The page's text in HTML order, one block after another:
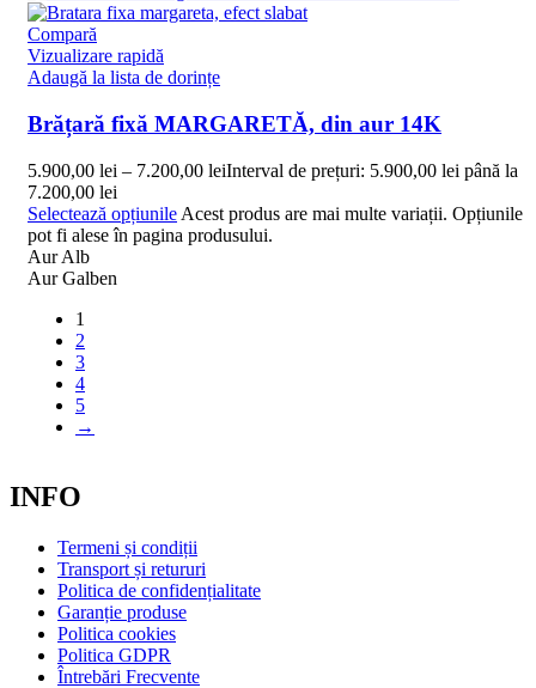
Compară
Vizualizare rapidă
Adaugă la lista de dorințe
Brățară fixă MARGARETĂ, din aur 14K
5.900,00 lei – 7.200,00 leiInterval de prețuri: 5.900,00 lei până la
7.200,00 lei
Selectează opțiunile Acest produs are mai multe variații. Opțiunile
pot fi alese în pagina produsului.
Aur Alb
Aur Galben
1
2
3
4
5
→
INFO
Termeni și condiții
Transport și retururi
Politica de confidențialitate
Garanție produse
Politica cookies
Politica GDPR
Întrebări Frecvente